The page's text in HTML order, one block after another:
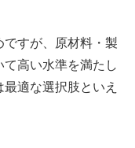
すが、原材料・製
高い水準を満たし
適な選択肢といえ